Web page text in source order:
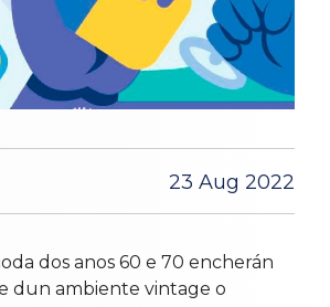
23 Aug 2022
dos anos 60 e 70 encherán
dun ambiente vintage o